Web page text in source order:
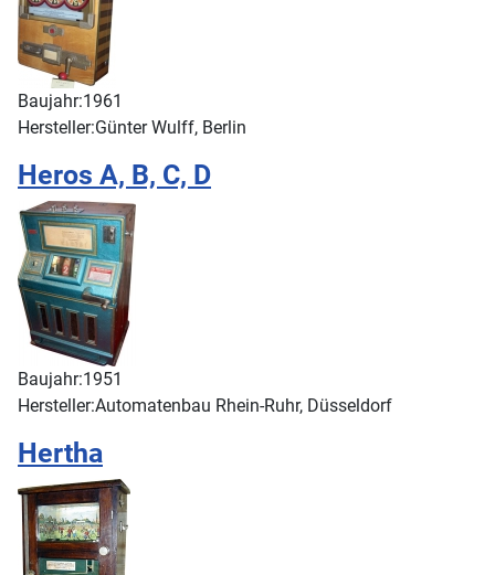
Baujahr:1961
Hersteller:Günter Wulff, Berlin
Heros A, B, C, D
Baujahr:1951
Hersteller:Automatenbau Rhein-Ruhr, Düsseldorf
Hertha